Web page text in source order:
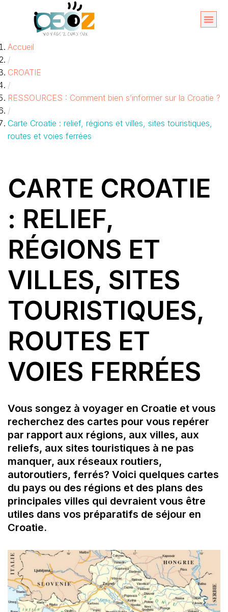
contenu
Accueil
/
CROATIE
/
RESSOURCES : Comment bien s’informer sur la Croatie ?
/
Carte Croatie : relief, régions et villes, sites touristiques,
routes et voies ferrées
CARTE CROATIE
: RELIEF,
RÉGIONS ET
VILLES, SITES
TOURISTIQUES,
ROUTES ET
VOIES FERRÉES
Vous songez à voyager en Croatie et vous
recherchez des cartes pour vous repérer
par rapport aux régions, aux villes, aux
reliefs, aux sites touristiques à ne pas
manquer, aux réseaux routiers,
autoroutiers, ferrés? Voici quelques cartes
du pays ou des régions et des plans des
principales villes qui devraient vous être
utiles dans vos préparatifs de séjour en
Croatie.